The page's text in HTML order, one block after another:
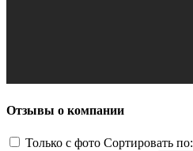
Отзывы о компании
Только с фото Сортировать по: